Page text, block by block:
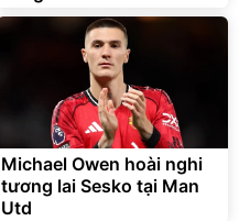
Michael Owen hoài nghi
tương lai Sesko tại Man
Utd